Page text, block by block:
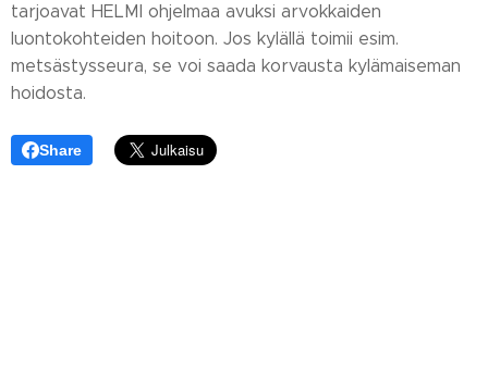
tarjoavat HELMI ohjelmaa avuksi arvokkaiden
luontokohteiden hoitoon. Jos kylällä toimii esim.
metsästysseura, se voi saada korvausta kylämaiseman
hoidosta.
Share